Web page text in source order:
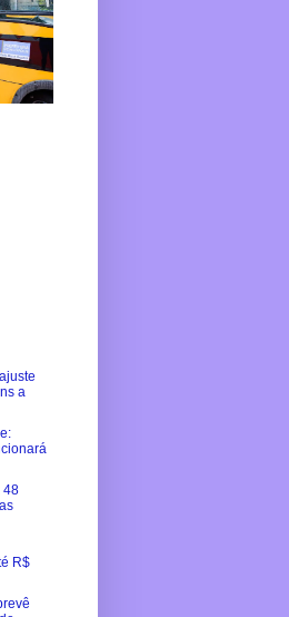
a
48
R$